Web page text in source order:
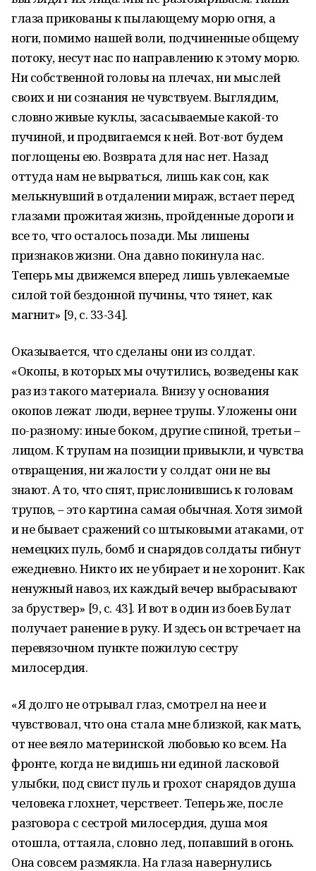
глаза прикованы к пылающему морю огня, а
ноги, помимо нашей воли, подчиненные общему
потоку, несут нас по направлению к этому морю.
Ни собственной головы на плечах, ни мыслей
своих и ни сознания не чувствуем. Выглядим,
словно живые куклы, засасываемые какой-то
пучиной, и продвигаемся к ней. Вот-вот будем
поглощены ею. Возврата для нас нет. Назад
оттуда нам не вырваться, лишь как сон, как
мелькнувший в отдалении мираж, встает перед
глазами прожитая жизнь, пройденные дороги и
все то, что осталось позади. Мы лишены
признаков жизни. Она давно покинула нас.
Теперь мы движемся вперед лишь увлекаемые
силой той бездонной пучины, что тянет, как
магнит» [9, с. 33-34].
Оказывается, что сделаны они из солдат.
«Окопы, в которых мы очутились, возведены как
раз из такого материала. Внизу у основания
окопов лежат люди, вернее трупы. Уложены они
по-разному: иные боком, другие спиной, третьи –
лицом. К трупам на позиции привыкли, и чувства
отвращения, ни жалости у солдат они не вы
знают. А то, что спят, прислонившись к головам
трупов, – это картина самая обычная. Хотя зимой
и не бывает сражений со штыковыми атаками, от
немецких пуль, бомб и снарядов солдаты гибнут
ежедневно. Никто их не убирает и не хоронит. Как
ненужный навоз, их каждый вечер выбрасывают
за бруствер» [9, с. 43]. И вот в один из боев Булат
получает ранение в руку. И здесь он встречает на
перевязочном пункте пожилую сестру
милосердия.
«Я долго не отрывал глаз, смотрел на нее и
чувствовал, что она стала мне близкой, как мать,
от нее веяло материнской любовью ко всем. На
фронте, когда не видишь ни единой ласковой
улыбки, под свист пуль и грохот снарядов душа
человека глохнет, черствеет. Теперь же, после
разговора с сестрой милосердия, душа моя
отошла, оттаяла, словно лед, попавший в огонь.
Она совсем размякла. На глаза навернулись